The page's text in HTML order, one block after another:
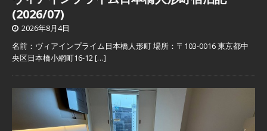
(2026/07)
2026年8月4日
名前：ヴィアインプライム日本橋人形町 場所：〒103-0016 東京都中
央区日本橋小網町16-12[…]